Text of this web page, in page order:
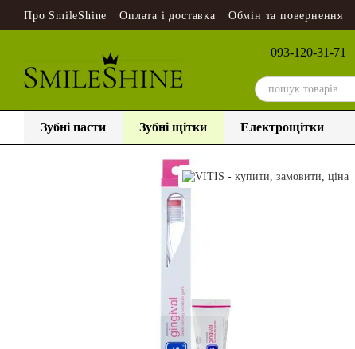
Перейти до основного контенту
Про SmileShine Оплата і доставка Обмін та повернення
093-120-31-71
Зубні пасти Зубні щітки Електрощітки